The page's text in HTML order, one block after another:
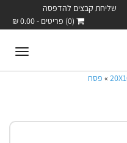
שליחת קבצים להדפסה
(0) פריטים - 0.00 ₪
» פסח